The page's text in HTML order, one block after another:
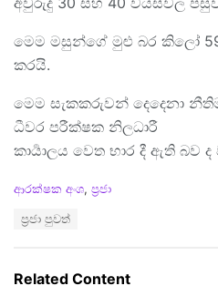
මෙම මසුන්ගේ මුළු බර කිලෝ
කරයි.
මෙම සැකකරුවන් දෙදෙනා
ධීවර පරීක්ෂක නිලධාරී
කාර්‍යාලය වෙත භාර දී ඇති බව ද
C
r
ආරක්ෂක අංශ, ප්‍රජා
:
ප්‍රජා පුවත්
Related Content